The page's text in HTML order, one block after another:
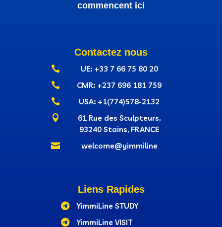
commencent ici
Contactez nous
 UE: +33 7 66 75 80 20
 CMR: +237‭ 696 181 759
 USA: +1(774)578-2132

61 Rue des Sculpteurs,
93240 Stains, FRANCE
 welcome@yimmiline
Liens Rapides

YimmiLine STUDY

YimmiLine VISIT